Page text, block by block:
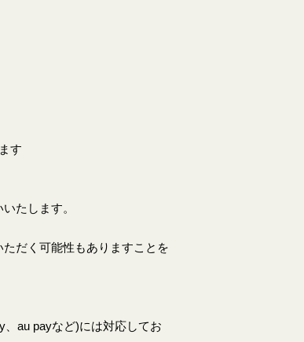
す
たします。
だく可能性もありますことを
au payなど)には対応してお